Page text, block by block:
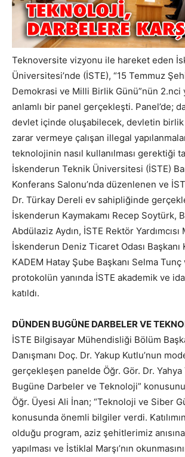
Teknoversite vizyonu ile hareket eden
Üniversitesi’nde (İSTE), “15 Temmuz
Demokrasi ve Milli Birlik Günü”nün 2.nci
anlamlı bir panel gerçekleşti. Panel’de;
devlet içinde oluşabilecek, devletin
zarar vermeye çalışan illegal
teknolojinin nasıl kullanılması gerektiği
İskenderun Teknik Üniversitesi (İSTE)
Konferans Salonu’nda düzenlenen ve
Dr. Türkay Dereli ev sahipliğinde
İskenderun Kaymakamı Recep Soytürk,
Abdülaziz Aydın, İSTE Rektör
İskenderun Deniz Ticaret Odası Başkanı
KADEM Hatay Şube Başkanı Selma
protokolün yanında İSTE akademik ve
katıldı.
DÜNDEN BUGÜNE DARBELER VE
İSTE Bilgisayar Mühendisliği Bölüm
Danışmanı Doç. Dr. Yakup Kutlu’nun
gerçekleşen panelde Öğr. Gör. Dr. Yahya
Bugüne Darbeler ve Teknoloji”
Öğr. Üyesi Ali İnan; “Teknoloji ve Siber
konusunda önemli bilgiler verdi.
olduğu program, aziz şehitlerimiz
yapılması ve İstiklal Marşı’nın